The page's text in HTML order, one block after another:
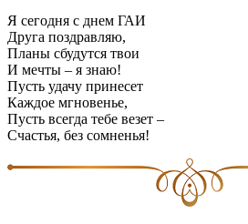
Я сегодня с днем ГАИ
Друга поздравляю,
Планы сбудутся твои
И мечты – я знаю!
Пусть удачу принесет
Каждое мгновенье,
Пусть всегда тебе везет –
Счастья, без сомненья!